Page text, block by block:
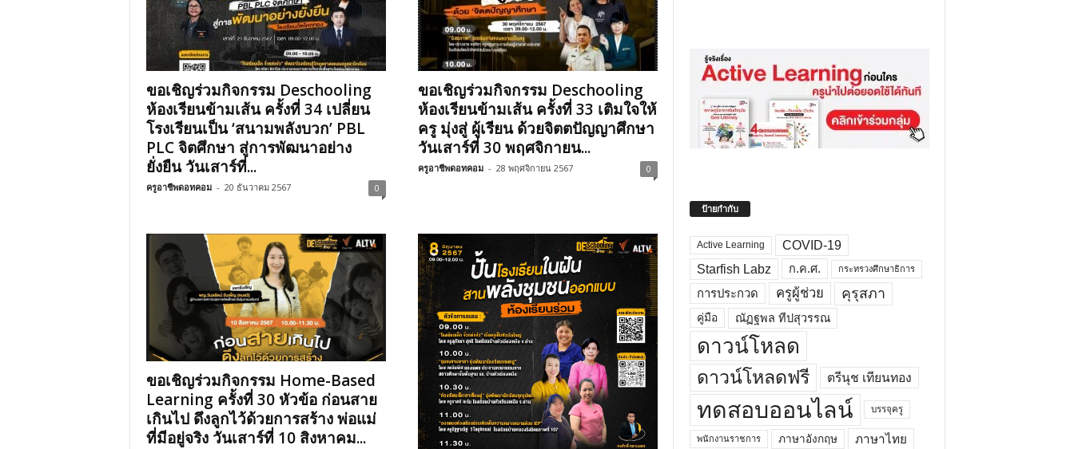
ขอเชิญร่วมกิจกรรม Deschooling
ห้องเรียนข้ามเส้น ครั้งที่ 34 เปลี่ยน
โรงเรียนเป็น ‘สนามพลังบวก’ PBL
PLC จิตศึกษา สู่การพัฒนาอย่าง
ยั่งยืน วันเสาร์ที่...
ครูอาชีพดอทคอม - 20 ธันวาคม 2567 0
ขอเชิญร่วมกิจกรรม Deschooling
ห้องเรียนข้ามเส้น ครั้งที่ 33 เติมใจให้
ครู มุ่งสู่ ผู้เรียน ด้วยจิตตปัญญาศึกษา
วันเสาร์ที่ 30 พฤศจิกายน...
ครูอาชีพดอทคอม - 28 พฤศจิกายน 2567 0
ขอเชิญร่วมกิจกรรม Home-Based
Learning ครั้งที่ 30 หัวข้อ ก่อนสาย
เกินไป ดึงลูกไว้ด้วยการสร้าง พ่อแม่
ที่มีอยู่จริง วันเสาร์ที่ 10 สิงหาคม...
ป้ายกำกับ
Active Learning
COVID-19
Starfish Labz
ก.ค.ศ. กระทรวงศึกษาธิการ
การประกวด ครูผู้ช่วย คุรุสภา
คู่มือ ณัฏฐพล ทีปสุวรรณ
ดาวน์โหลด
ดาวน์โหลดฟรี ตรีนุช เทียนทอง
ทดสอบออนไลน์ บรรจุครู
พนักงานราชการ ภาษาอังกฤษ ภาษาไทย